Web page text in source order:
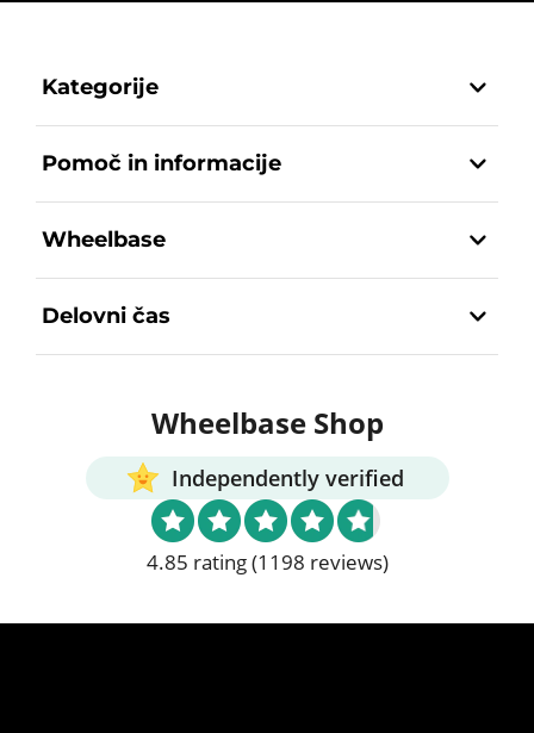
Kategorije
Pomoč in informacije
Wheelbase
Delovni čas
Wheelbase Shop
Independently verified
4.85 rating(1198 reviews)